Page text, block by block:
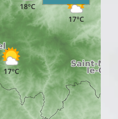
17°C
18°C
17°C